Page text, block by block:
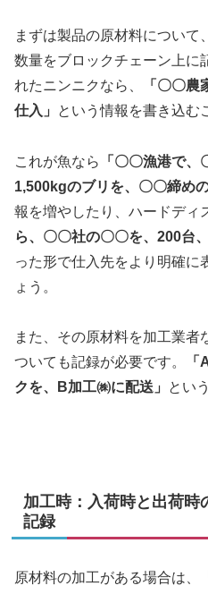
まずは製品の原材料につい
数量をブロックチェーン上に
れたニンニクなら、
「〇〇
仕入」
という情報を書き込む
これが魚なら
「〇〇漁港で
1,500kgのブリを、〇〇締め
報を増やしたり、ハードディ
ら、〇〇社の〇〇を、200台
った形で仕入先をより明確に
ょう。
また、その原材料を加工業者
ついても記録が必要です。
クを、B加工㈱に配送」
とい
加工時：入荷時と出荷時
記録
原材料の加工がある場合は、